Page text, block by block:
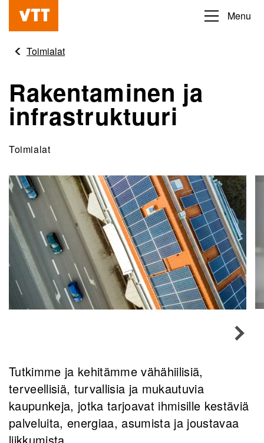
Hyppää
pääsisältöön
Beyond
obvious
Menu
Toimialat
Rakentaminen ja
infrastruktuuri
Toimialat
Tutkimme ja kehitämme vähähiilisiä,
terveellisiä, turvallisia ja mukautuvia
kaupunkeja, jotka tarjoavat ihmisille kestäviä
palveluita, energiaa, asumista ja joustavaa
liikkumista.